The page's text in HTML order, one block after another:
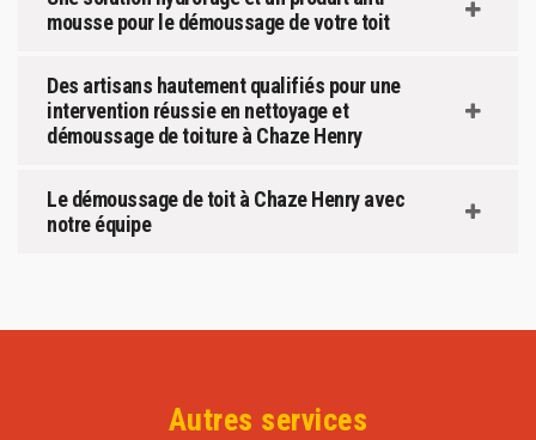
mousse pour le démoussage de votre toit
Des artisans hautement qualifiés pour une
intervention réussie en nettoyage et
démoussage de toiture à Chaze Henry
Le démoussage de toit à Chaze Henry avec
notre équipe
Autres services